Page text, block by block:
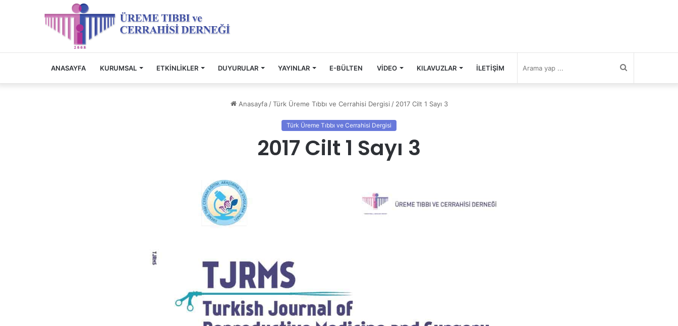
ANASAYFA KURUMSAL ETKINLIKLER DUYURULAR YAYINLAR E-BÜLTEN VİDEO KILAVUZLAR İLETIŞIM
Anasayfa / Türk Üreme Tıbbı ve Cerrahisi Dergisi / 2017 Cilt 1 Sayı 3
Türk Üreme Tıbbı ve Cerrahisi Dergisi
2017 Cilt 1 Sayı 3